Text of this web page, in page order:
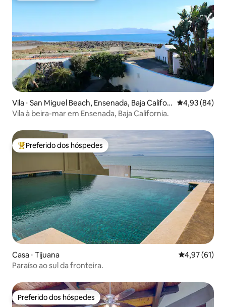
Vila ⋅ San Miguel Beach, Ensenada, Baja Califor
nia
4,93 de uma
4,93 (84)
Vila à beira-mar em Ensenada, Baja California.
Entre os melhores preferidos dos hóspedes
Preferido dos hóspedes
Casa ⋅ Tijuana 4,97 de uma
4,97 (61)
Paraíso ao sul da fronteira.
Preferido dos hóspedes
Preferido dos hóspedes